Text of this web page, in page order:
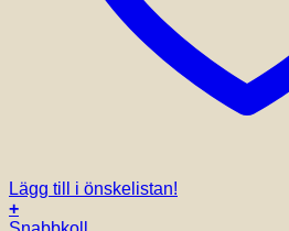
Lägg till i önskelistan!
+